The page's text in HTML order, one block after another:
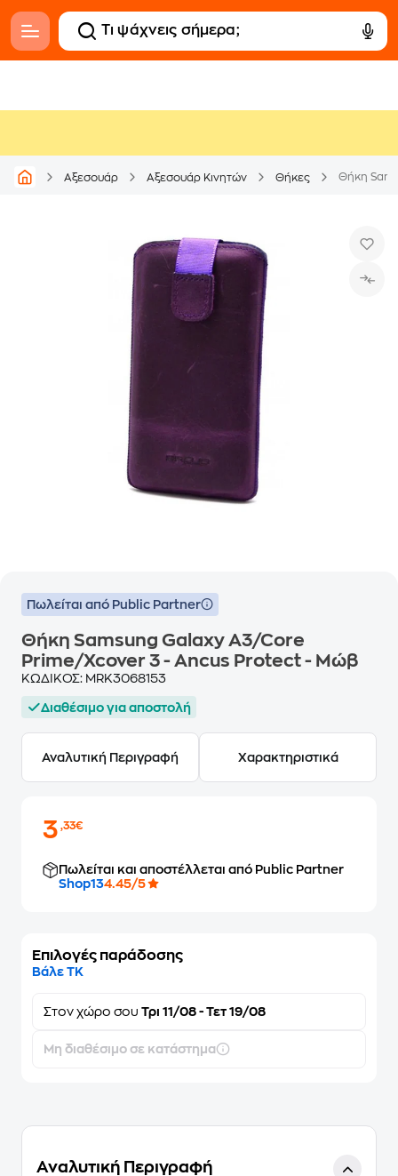
Αξεσουάρ Αξεσουάρ Κινητών Θήκες
Πωλείται από Public Partner
Θήκη Samsung Galaxy A3/Core
Prime/Xcover 3 - Ancus Protect - Μώβ
ΚΩΔΙΚΟΣ: MRK3068153
Διαθέσιμο για αποστολή
Αναλυτική Περιγραφή Χαρακτηριστικά
3,33€
Πωλείται και αποστέλλεται από Public Partner
Shop134.45/5
Επιλογές παράδοσης
Βάλε ΤΚ
Στον χώρο σου Τρι 11/08 - Τετ 19/08
Μη διαθέσιμο σε κατάστημα
Αναλυτική Περιγραφή